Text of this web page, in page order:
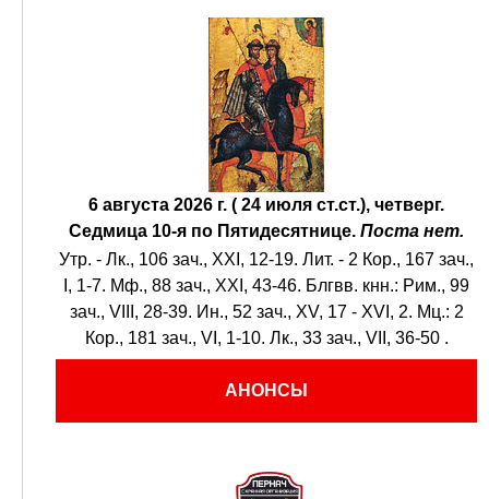
6 августа 2026 г. ( 24 июля ст.ст.), четверг.
Седмица 10-я по Пятидесятнице. Поста нет.
Утр. - Лк., 106 зач., XXI, 12-19. Лит. - 2 Кор., 167 зач.,
I, 1-7. Мф., 88 зач., XXI, 43-46. Блгвв. кнн.: Рим., 99
зач., VIII, 28-39. Ин., 52 зач., XV, 17 - XVI, 2. Мц.: 2
Кор., 181 зач., VI, 1-10. Лк., 33 зач., VII, 36-50 .
АНОНСЫ